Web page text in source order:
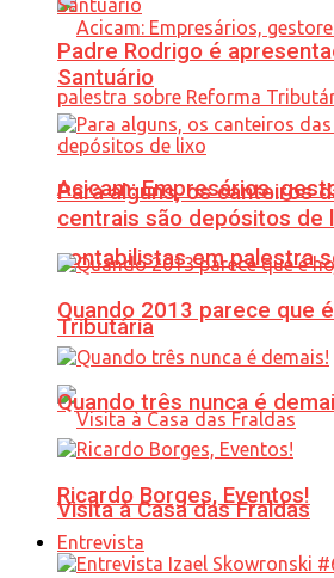
Acicam: Empresários,
contabilistas em palestra
Tributária
Visita à Casa das Fraldas
Padre Rodrigo é
Santuário
Para alguns, os canteiros
centrais são depósitos de
Quando 2013 parece que
Quando três nunca é
Ricardo Borges, Eventos!
Entrevista